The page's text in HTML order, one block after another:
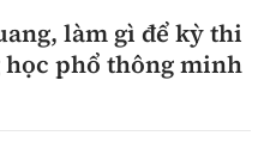
làm gì để kỳ thi
phổ thông minh